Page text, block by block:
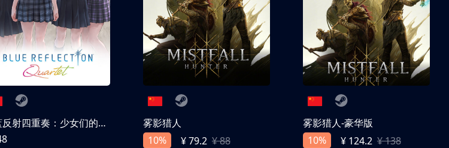
蔚蓝反射四重奏：少女们的奇迹
雾影猎人
10%
¥ 79.2 ¥ 88
雾影猎人-豪华版
10%
¥ 124.2 ¥ 138